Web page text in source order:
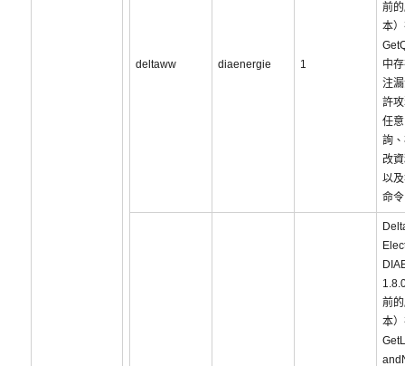
deltaww diaenergie 1
前
本
中
注
許
任
詢
改
以
命
前
本